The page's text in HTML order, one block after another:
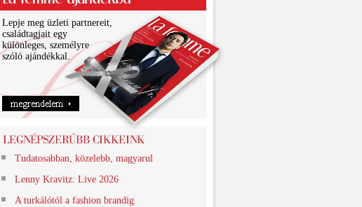
Lepje meg üzleti partnereit,
családtagjait egy
különleges, személyre
szóló ajándékkal.
Tudatosabban, közelebb, magyarul
Lenny Kravitz: Live 2026
A turkálótól a fashion brandig